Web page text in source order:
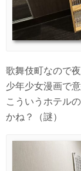
歌舞伎町なので
少年少女漫画で
こういうホテル
かね？（謎）